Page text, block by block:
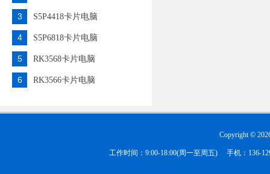
3 S5P4418卡片电脑
4 S5P6818卡片电脑
5 RK3568卡片电脑
6 RK3566卡片电脑
Copyright ©
工作时间：9:00-18:00(周一至周五) 手机：136-